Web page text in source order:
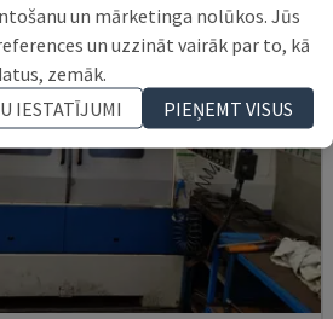
un mārketinga nolūkos. Jūs
un uzzināt vairāk par to, kā
zemāk.
IESTATĪJUMI
PIEŅEMT VISUS